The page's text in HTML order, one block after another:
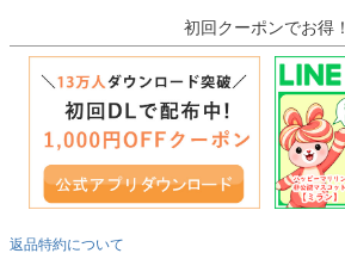
初回クーポンでお得！
返品特約について